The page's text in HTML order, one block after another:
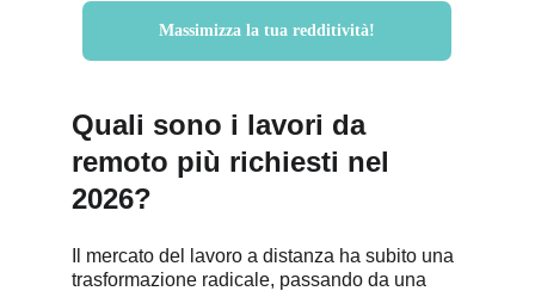
Massimizza la tua redditività!
Quali sono i lavori da
remoto più richiesti nel
2026?
Il mercato del lavoro a distanza ha subito una
trasformazione radicale, passando da una